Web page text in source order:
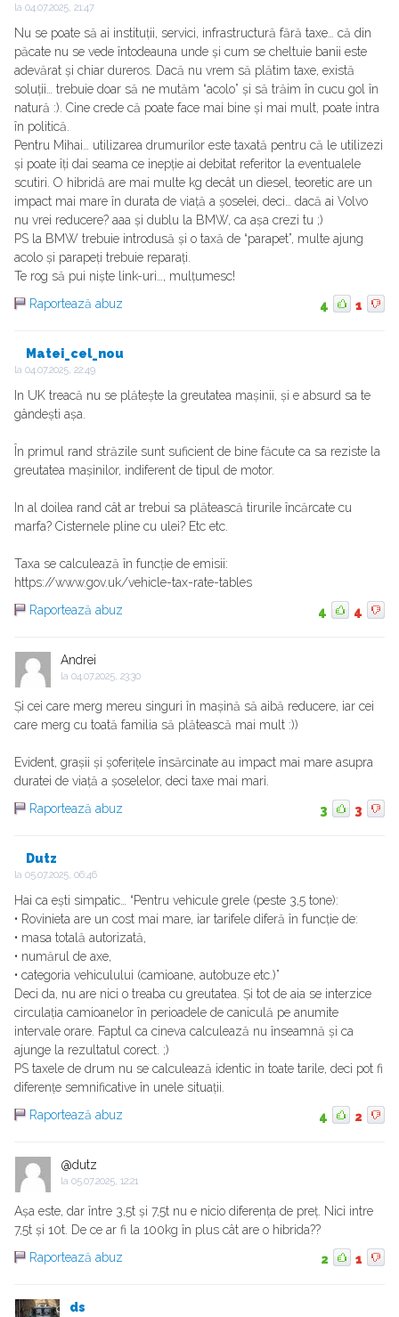
la 04.07.2025, 21:47
Nu se poate să ai instituții, servici, infrastructură fără taxe… că din
păcate nu se vede întodeauna unde și cum se cheltuie banii este
adevărat și chiar dureros. Dacă nu vrem să plătim taxe, există
soluții… trebuie doar să ne mutăm “acolo” și să trăim în cucu gol în
natură :). Cine crede că poate face mai bine și mai mult, poate intra
în politică.
Pentru Mihai… utilizarea drumurilor este taxată pentru că le utilizezi
și poate îți dai seama ce inepție ai debitat referitor la eventualele
scutiri. O hibridă are mai multe kg decât un diesel, teoretic are un
impact mai mare în durata de viață a șoselei, deci… dacă ai Volvo
nu vrei reducere? aaa și dublu la BMW, ca așa crezi tu ;)
PS la BMW trebuie introdusă și o taxă de “parapet”, multe ajung
acolo și parapeți trebuie reparați.
Te rog să pui niște link-uri…, mulțumesc!
Raportează abuz
4 1
Matei_cel_nou
la 04.07.2025, 22:49
In UK treacă nu se plătește la greutatea mașinii, și e absurd sa te
gândești așa.
În primul rand străzile sunt suficient de bine făcute ca sa reziste la
greutatea mașinilor, indiferent de tipul de motor.
In al doilea rand cât ar trebui sa plătească tirurile încărcate cu
marfa? Cisternele pline cu ulei? Etc etc.
Taxa se calculează în funcție de emisii:
https://www.gov.uk/vehicle-tax-rate-tables
Raportează abuz
4 4
Andrei
la 04.07.2025, 23:30
Și cei care merg mereu singuri în mașină să aibă reducere, iar cei
care merg cu toată familia să plătească mai mult :))
Evident, grașii și șoferițele însărcinate au impact mai mare asupra
duratei de viață a șoselelor, deci taxe mai mari.
Raportează abuz
3 3
Dutz
la 05.07.2025, 06:46
Hai ca ești simpatic… “Pentru vehicule grele (peste 3,5 tone):
• Rovinieta are un cost mai mare, iar tarifele diferă în funcție de:
• masa totală autorizată,
• numărul de axe,
• categoria vehiculului (camioane, autobuze etc.)”
Deci da, nu are nici o treaba cu greutatea. Și tot de aia se interzice
circulația camioanelor în perioadele de caniculă pe anumite
intervale orare. Faptul ca cineva calculează nu înseamnă și ca
ajunge la rezultatul corect. ;)
PS taxele de drum nu se calculează identic in toate tarile, deci pot fi
diferențe semnificative în unele situații.
Raportează abuz
4 2
@dutz
la 05.07.2025, 12:21
Așa este, dar între 3,5t și 7,5t nu e nicio diferența de preț. Nici intre
7,5t și 10t. De ce ar fi la 100kg în plus cât are o hibrida??
Raportează abuz
2 1
ds